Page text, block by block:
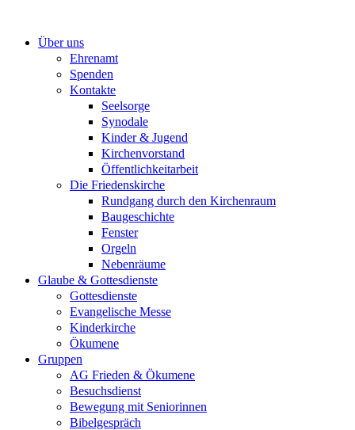
springenÜber uns
Ehrenamt
Spenden
Kontakte
Seelsorge
Synodale
Kinder & Jugend
Kirchenvorstand
Öffentlichkeitarbeit
Die Friedenskirche
Rundgang durch den Kirchenraum
Baugeschichte
Fenster
Orgeln
Nebenräume
Glaube & Gottesdienste
Gottesdienste
Evangelische Messe
Kinderkirche
Ökumene
Gruppen
AG Frieden & Ökumene
Besuchsdienst
Bewegung mit Seniorinnen
Bibelgespräch